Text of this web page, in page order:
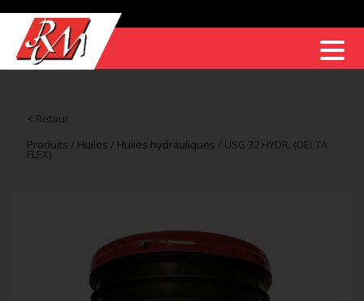
< Retour
Produits / Huiles / Huiles hydrauliques / USG 32 HYDR. (DELTA
FLEX)